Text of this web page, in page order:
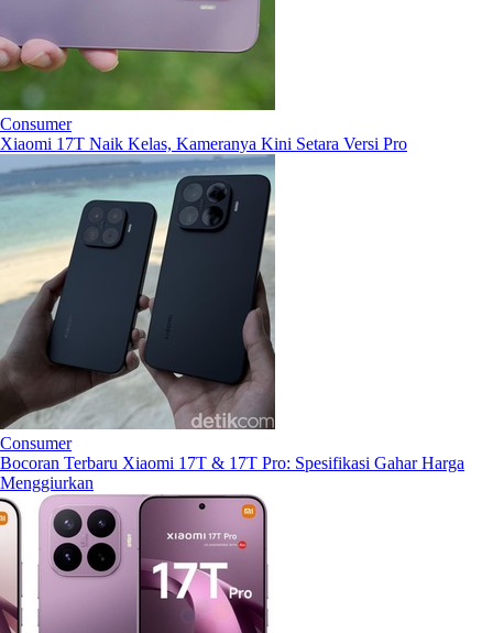
Consumer
Xiaomi 17T Naik Kelas, Kameranya Kini Setara Versi Pro
Consumer
Bocoran Terbaru Xiaomi 17T & 17T Pro: Spesifikasi Gahar Harga
Menggiurkan